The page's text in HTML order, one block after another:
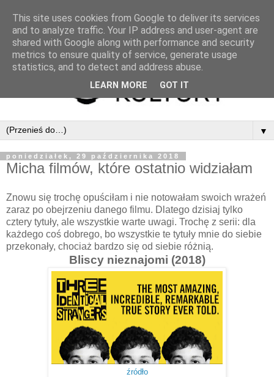
▼
poniedziałek, 29 października 2018
Micha filmów, które ostatnio widziałam
Znowu się trochę opuściłam i nie notowałam swoich wrażeń
zaraz po obejrzeniu danego filmu. Dlatego dzisiaj tylko
cztery tytuły, ale wszystkie warte uwagi. Trochę z serii: dla
każdego coś dobrego, bo wszystkie te tytuły mnie do siebie
przekonały, chociaż bardzo się od siebie różnią.
Bliscy nieznajomi (2018)
źródło
This site uses cookies from Google to deliver its services
and to analyze traffic. Your IP address and user-agent are
shared with Google along with performance and security
metrics to ensure quality of service, generate usage
statistics, and to detect and address abuse.
LEARN MORE GOT IT